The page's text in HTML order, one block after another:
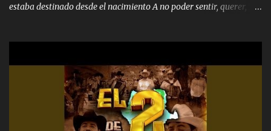
estaba destinado desde el nacimiento A no poder sentir, querer,
algunas que no lo entiendan Porque ahora soy su pesadilla, lo sé
Soy yo la octava maravilla, no lo niegues Tengo de rodillas a otras
cien Y por más que quieran no me detienen Soy yo la mente que
más brilla, lo ves Pa' mi la vida es tan sencilla No lo entenderías en
tu vida, y está bien Porque lo que tengo nadie lo tiene Una me está